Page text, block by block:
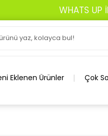
WHATS UP
Eklenen Ürünler Çok